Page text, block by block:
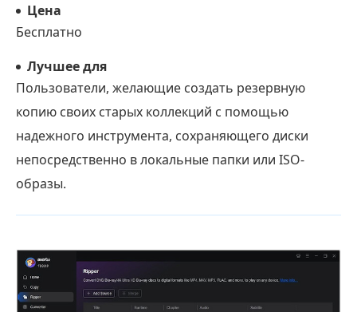
Цена
Бесплатно
Лучшее для
Пользователи, желающие создать резервную
копию своих старых коллекций с помощью
надежного инструмента, сохраняющего диски
непосредственно в локальные папки или ISO-
образы.